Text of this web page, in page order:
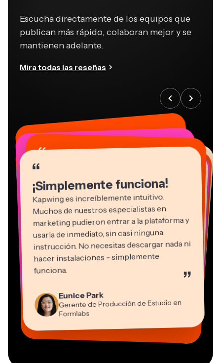
Escucha directamente de los equipos que
publican más rápido, colaboran mejor y se
mantienen adelante.
Mira todas las reseñas
“
¡Simplemente funciona!
Kapwing es increíblemente intuitivo.
Muchos de nuestros especialistas en
marketing pudieron entrar a la plataforma y
usarla de inmediato, sin casi ninguna
instrucción. No necesitas descargar nada ni
hacer instalaciones - simplemente
funciona. ”
Eunice Park
Gerente de Producción de Estudio en
Formlabs
“
Vannesia Darby
CEO en MOXIE Nashville
“
Grant Taleck
Co-Fundador en
Socio Director en EPATHLON
“
Kerry-lee Farla
Youtuber
Gracie Peng
Director de Contenido
“
Martin James
Editor de video
Heidi Rae
Educación
“
Consultor
“
Mitch Rawlings
Freelancer de Servicios de Información
“
Dina Segovia
Trabajador freelance virtual